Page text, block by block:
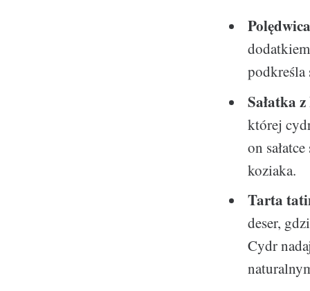
podkreśla
Sałatka
której
on
koziaka.
Tarta
deser,
Cydr